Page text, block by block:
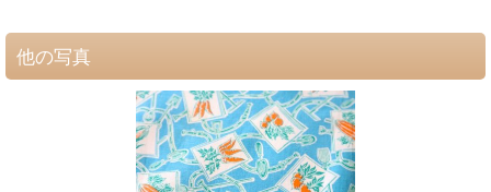
他の写真